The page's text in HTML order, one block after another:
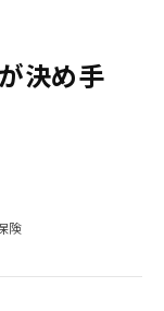
決め手
険